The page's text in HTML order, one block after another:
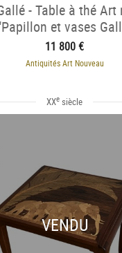
- Table à thé Art
et vases
11 800 €
Antiquités Art Nouveau
XXe siècle
VENDU